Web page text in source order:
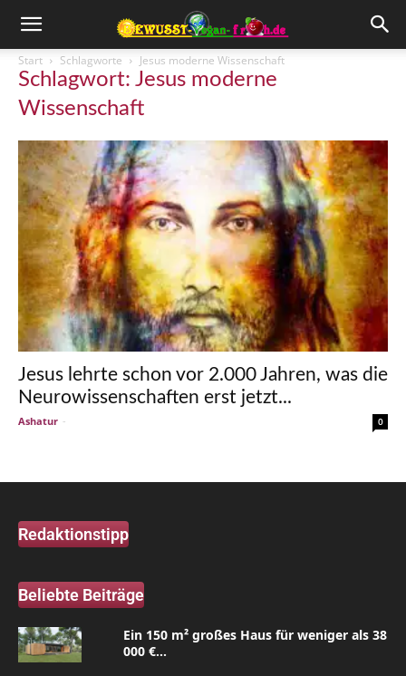
Start Schlagworte Jesus moderne Wissenschaft
Schlagwort: Jesus moderne
Wissenschaft
Jesus lehrte schon vor 2.000 Jahren, was die
Neurowissenschaften erst jetzt...
Ashatur - 0
Redaktionstipp
Beliebte Beiträge
Ein 150 m² großes Haus für weniger als 38
000 €...